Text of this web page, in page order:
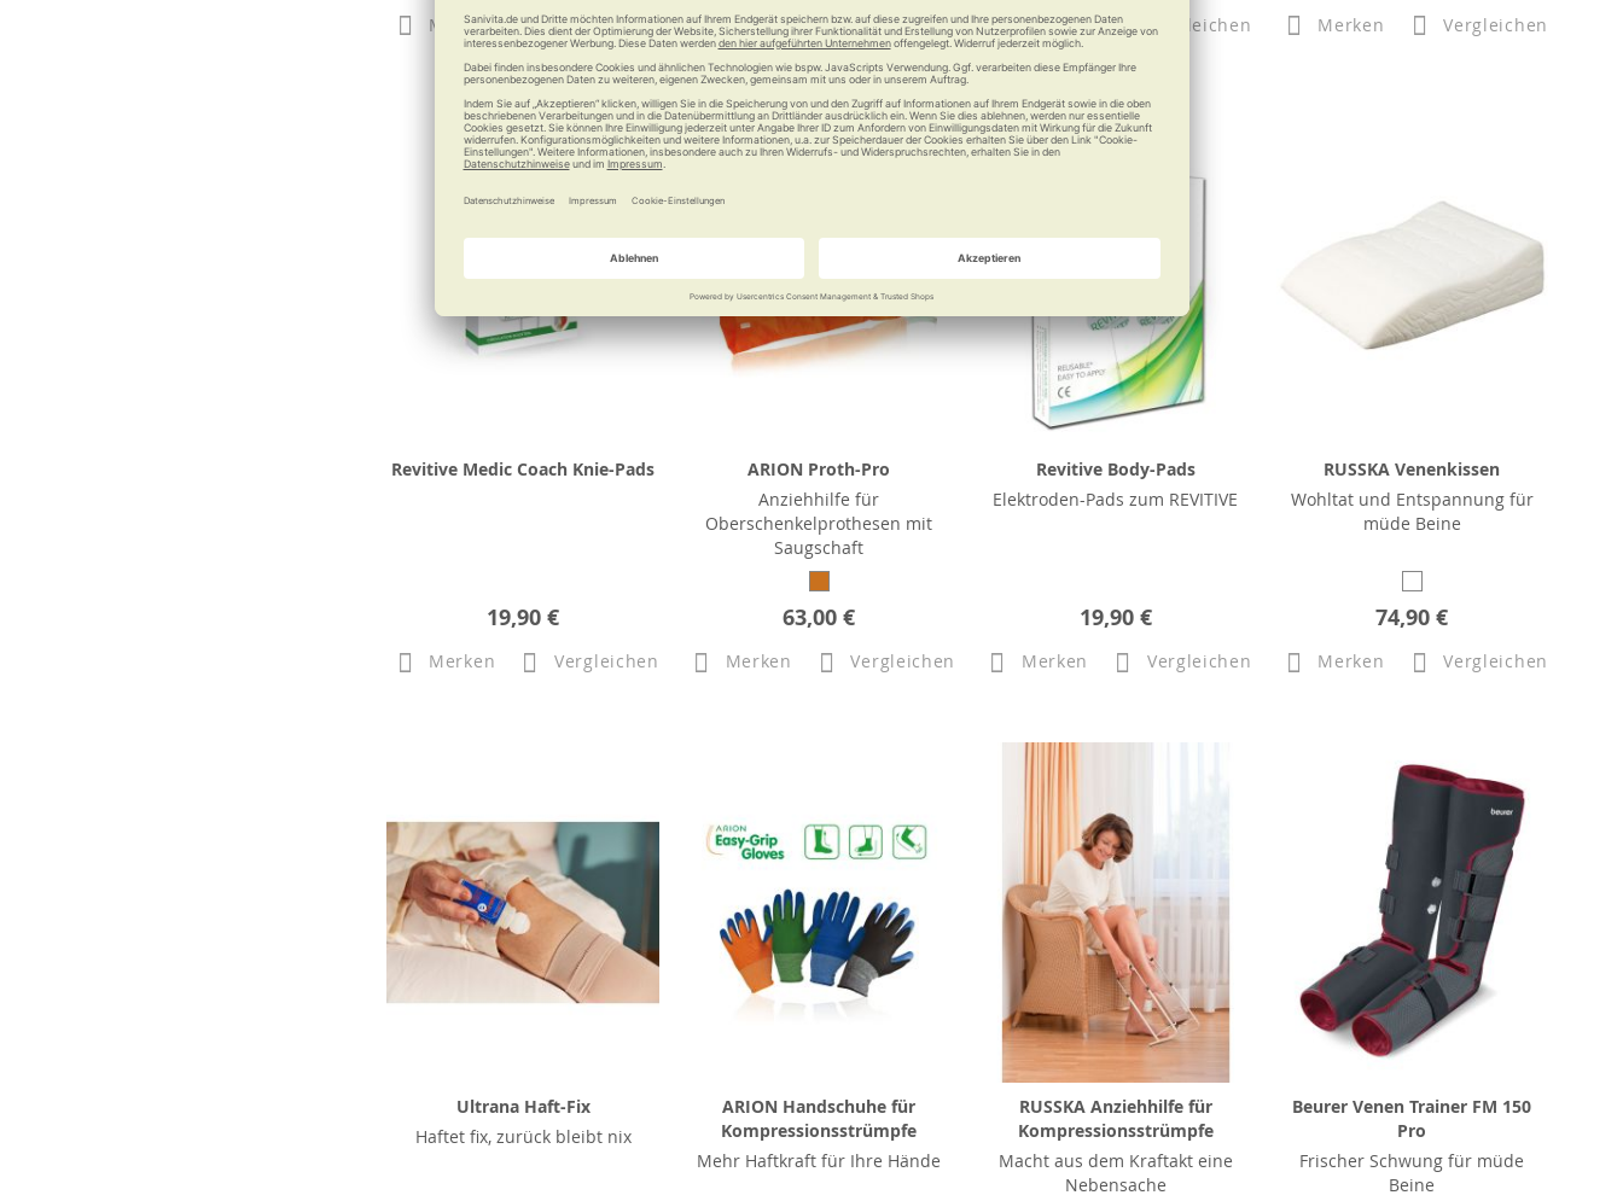
Merken Vergleichen Merken Vergleichen Merken Vergleichen Merken Vergleichen
Revitive Medic Coach Knie-Pads
19,90 €
Merken Vergleichen
ARION Proth-Pro
Anziehhilfe für
Oberschenkelprothesen mit
Saugschaft
63,00 €
Merken Vergleichen
Revitive Body-Pads
Elektroden-Pads zum REVITIVE
19,90 €
Merken Vergleichen
RUSSKA Venenkissen
Wohltat und Entspannung für
müde Beine
74,90 €
Merken Vergleichen
Ultrana Haft-Fix
Haftet fix, zurück bleibt nix
ARION Handschuhe für
Kompressionsstrümpfe
Mehr Haftkraft für Ihre Hände
RUSSKA Anziehhilfe für
Kompressionsstrümpfe
Macht aus dem Kraftakt eine
Nebensache
Beurer Venen Trainer FM 150
Pro
Frischer Schwung für müde
Beine